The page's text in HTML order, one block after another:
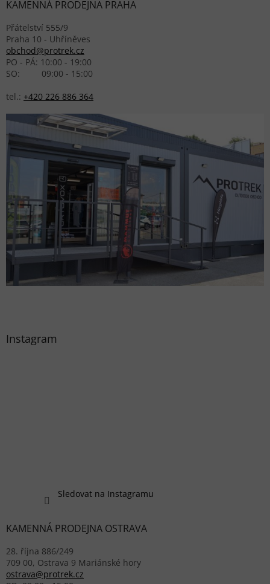
KAMENNÁ PRODEJNA PRAHA
Přátelství 555/9
Praha 10 - Uhříněves
obchod@protrek.cz
PO - PÁ: 10:00 - 19:00
SO: 09:00 - 15:00
tel.: +420 226 886 364
Instagram
Sledovat na Instagramu
KAMENNÁ PRODEJNA OSTRAVA
28. října 886/249
709 00, Ostrava 9 Mariánské hory
ostrava@protrek.cz